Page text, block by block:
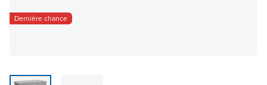
Dernière chance